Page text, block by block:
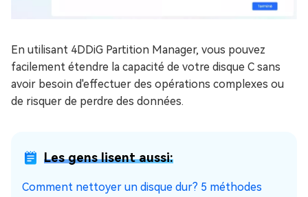
En utilisant 4DDiG Partition Manager, vous pouvez
facilement étendre la capacité de votre disque C sans
avoir besoin d'effectuer des opérations complexes ou
de risquer de perdre des données.
Les gens lisent aussi:
Comment nettoyer un disque dur? 5 méthodes